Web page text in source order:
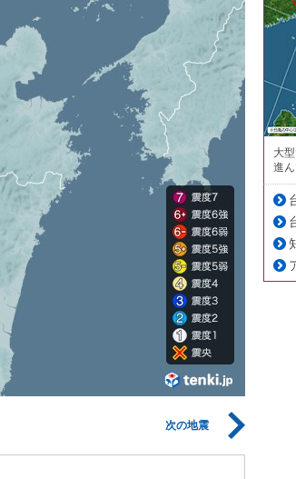
次の地震
大
進